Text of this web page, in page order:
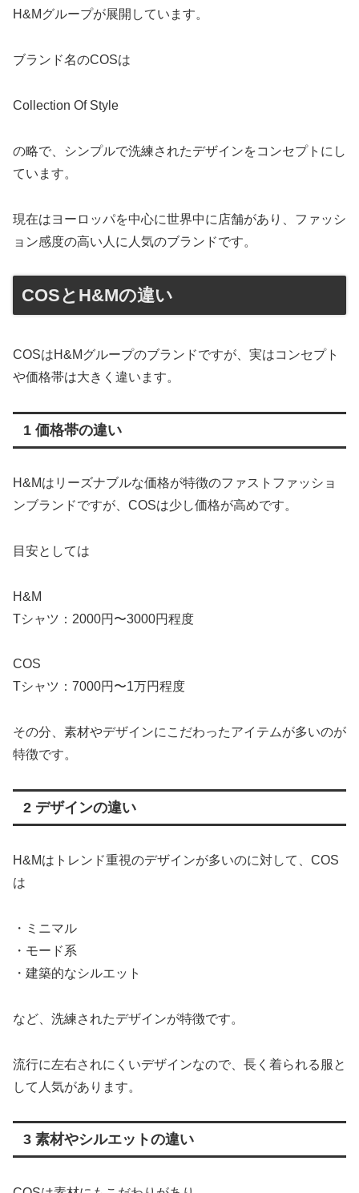
H&Mグループが展開しています。
ブランド名のCOSは
Collection Of Style
の略で、シンプルで洗練されたデザインをコンセプトにし
ています。
現在はヨーロッパを中心に世界中に店舗があり、ファッシ
ョン感度の高い人に人気のブランドです。
COSとH&Mの違い
COSはH&Mグループのブランドですが、実はコンセプト
や価格帯は大きく違います。
1 価格帯の違い
H&Mはリーズナブルな価格が特徴のファストファッショ
ンブランドですが、COSは少し価格が高めです。
目安としては
H&M
Tシャツ：2000円〜3000円程度
COS
Tシャツ：7000円〜1万円程度
その分、素材やデザインにこだわったアイテムが多いのが
特徴です。
2 デザインの違い
H&Mはトレンド重視のデザインが多いのに対して、COS
は
・ミニマル
・モード系
・建築的なシルエット
など、洗練されたデザインが特徴です。
流行に左右されにくいデザインなので、長く着られる服と
して人気があります。
3 素材やシルエットの違い